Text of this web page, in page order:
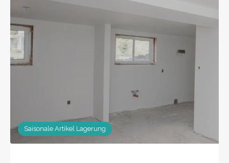
Saisonale Artikel Lagerung